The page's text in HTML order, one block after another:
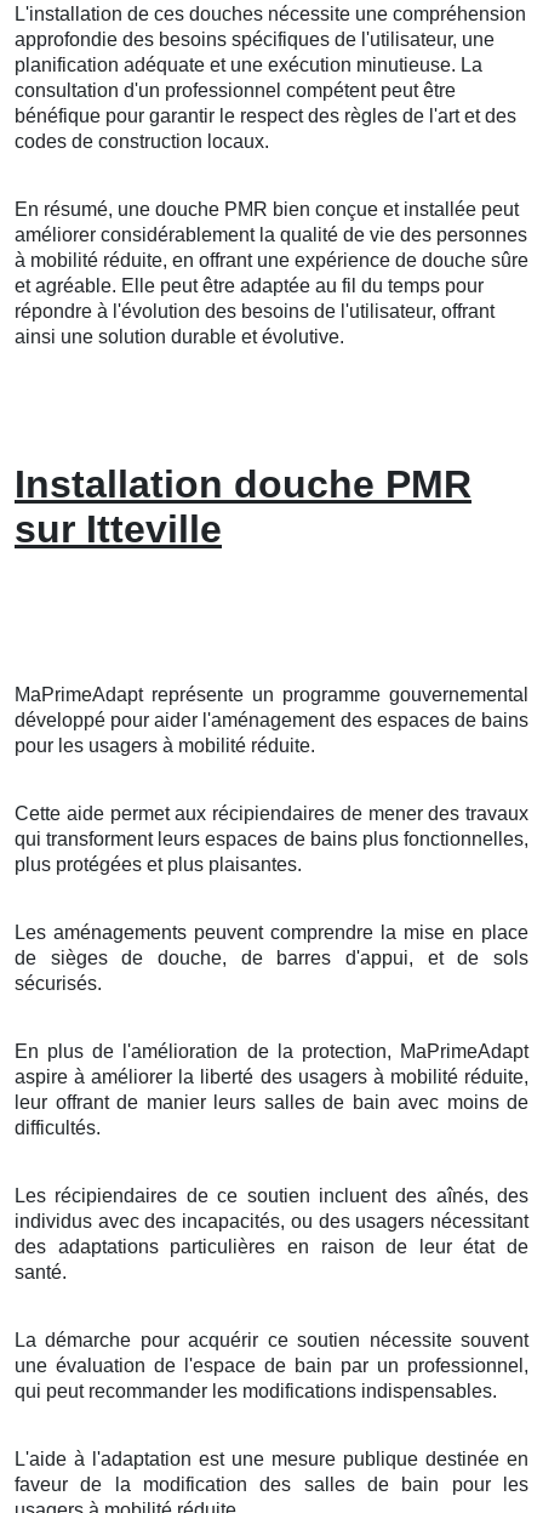
L'installation de ces douches nécessite une compréhension
approfondie des besoins spécifiques de l'utilisateur, une
planification adéquate et une exécution minutieuse. La
consultation d'un professionnel compétent peut être
bénéfique pour garantir le respect des règles de l'art et des
codes de construction locaux.
En résumé, une douche PMR bien conçue et installée peut
améliorer considérablement la qualité de vie des personnes
à mobilité réduite, en offrant une expérience de douche sûre
et agréable. Elle peut être adaptée au fil du temps pour
répondre à l'évolution des besoins de l'utilisateur, offrant
ainsi une solution durable et évolutive.
Installation douche PMR
sur Itteville
MaPrimeAdapt représente un programme gouvernemental
développé pour aider l'aménagement des espaces de bains
pour les usagers à mobilité réduite.
Cette aide permet aux récipiendaires de mener des travaux
qui transforment leurs espaces de bains plus fonctionnelles,
plus protégées et plus plaisantes.
Les aménagements peuvent comprendre la mise en place
de sièges de douche, de barres d'appui, et de sols
sécurisés.
En plus de l'amélioration de la protection, MaPrimeAdapt
aspire à améliorer la liberté des usagers à mobilité réduite,
leur offrant de manier leurs salles de bain avec moins de
difficultés.
Les récipiendaires de ce soutien incluent des aînés, des
individus avec des incapacités, ou des usagers nécessitant
des adaptations particulières en raison de leur état de
santé.
La démarche pour acquérir ce soutien nécessite souvent
une évaluation de l'espace de bain par un professionnel,
qui peut recommander les modifications indispensables.
L'aide à l'adaptation est une mesure publique destinée en
faveur de la modification des salles de bain pour les